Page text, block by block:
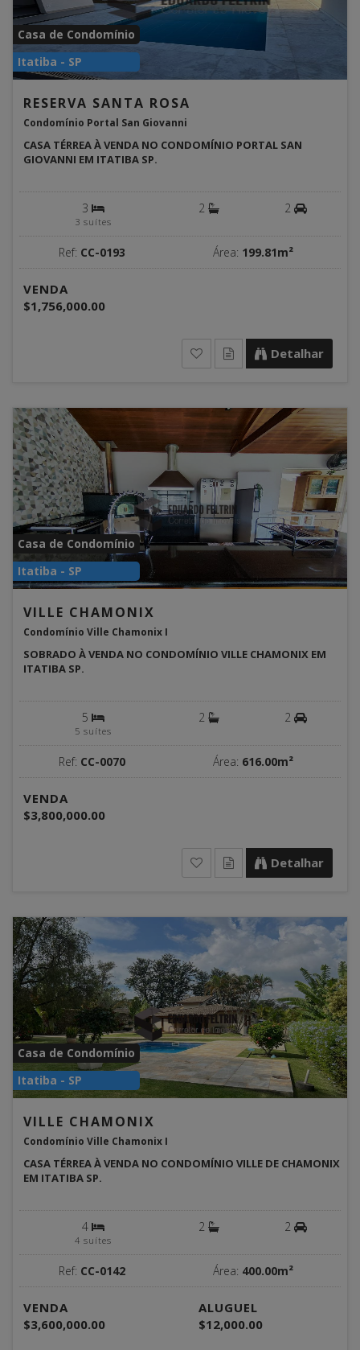
Casa de Condomínio
Itatiba - SP
RESERVA SANTA ROSA
Condomínio Portal San Giovanni
CASA TÉRREA À VENDA NO CONDOMÍNIO PORTAL SAN
GIOVANNI EM ITATIBA SP.
3
3 suítes
2 2
Ref: CC-0193 Área: 199.81m²
VENDA
$1,756,000.00
Detalhar
Casa de Condomínio
Itatiba - SP
VILLE CHAMONIX
Condomínio Ville Chamonix I
SOBRADO À VENDA NO CONDOMÍNIO VILLE CHAMONIX EM
ITATIBA SP.
5
5 suítes
2 2
Ref: CC-0070 Área: 616.00m²
VENDA
$3,800,000.00
Detalhar
Casa de Condomínio
Itatiba - SP
VILLE CHAMONIX
Condomínio Ville Chamonix I
CASA TÉRREA À VENDA NO CONDOMÍNIO VILLE DE CHAMONIX
EM ITATIBA SP.
4
4 suítes
2 2
Ref: CC-0142 Área: 400.00m²
VENDA
$3,600,000.00
ALUGUEL
$12,000.00